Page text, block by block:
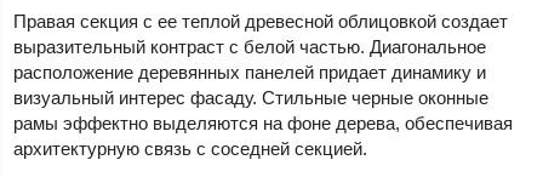
Правая секция с ее теплой древесной облицовкой создает
выразительный контраст с белой частью. Диагональное
расположение деревянных панелей придает динамику и
визуальный интерес фасаду. Стильные черные оконные
рамы эффектно выделяются на фоне дерева, обеспечивая
архитектурную связь с соседней секцией.